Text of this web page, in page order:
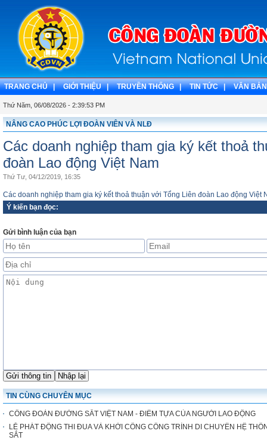
TRANG CHỦ | GIỚI THIỆU | TRUYỀN THỐNG | TIN TỨC | VĂN
Thứ Năm, 06/08/2026 - 2:39:54 PM
NÂNG CAO PHÚC LỢI ĐOÀN VIÊN VÀ NLĐ
Các doanh nghiệp tham gia ký kết thoả
đoàn Lao động Việt Nam
Thứ Tư, 04/12/2019, 16:35
Các doanh nghiệp tham gia ký kết thoả thuận với Tổng Liên đoàn Lao động Việt
Ý kiến bạn đọc:
Gửi bình luận của bạn
TIN CÙNG CHUYÊN MỤC
CÔNG ĐOÀN ĐƯỜNG SẮT VIỆT NAM - ĐIỂM TỰA CỦA NGƯỜI LAO ĐỘNG
LỄ PHÁT ĐỘNG THI ĐUA VÀ KHỞI CÔNG CÔNG TRÌNH DI CHUYỂN HỆ
SẮT